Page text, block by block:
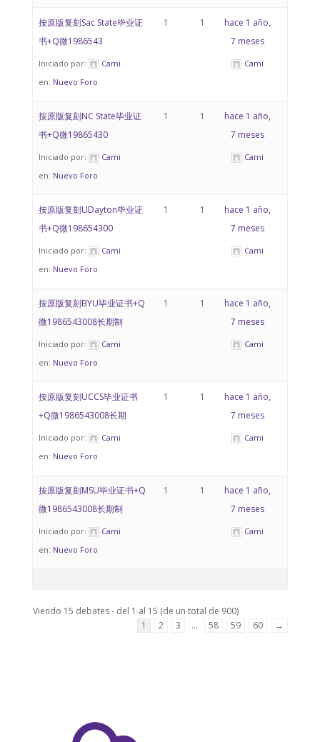
按原版复刻Sac State毕业证
书+Q微1986543
Iniciado por:
Cami
en: Nuevo Foro
1 1
hace 1 año,
7 meses
Cami
按原版复刻NC State毕业证
书+Q微19865430
Iniciado por:
Cami
en: Nuevo Foro
1 1
hace 1 año,
7 meses
Cami
按原版复刻UDayton毕业证
书+Q微198654300
Iniciado por:
Cami
en: Nuevo Foro
1 1
hace 1 año,
7 meses
Cami
按原版复刻BYU毕业证书+Q
微1986543008长期制
Iniciado por:
Cami
en: Nuevo Foro
1 1
hace 1 año,
7 meses
Cami
按原版复刻UCCS毕业证书
+Q微1986543008长期
Iniciado por:
Cami
en: Nuevo Foro
1 1
hace 1 año,
7 meses
Cami
按原版复刻MSU毕业证书+Q
微1986543008长期制
Iniciado por:
Cami
en: Nuevo Foro
1 1
hace 1 año,
7 meses
Cami
Viendo 15 debates - del 1 al 15 (de un total de 900)
1
2 3 … 58 59 60 →